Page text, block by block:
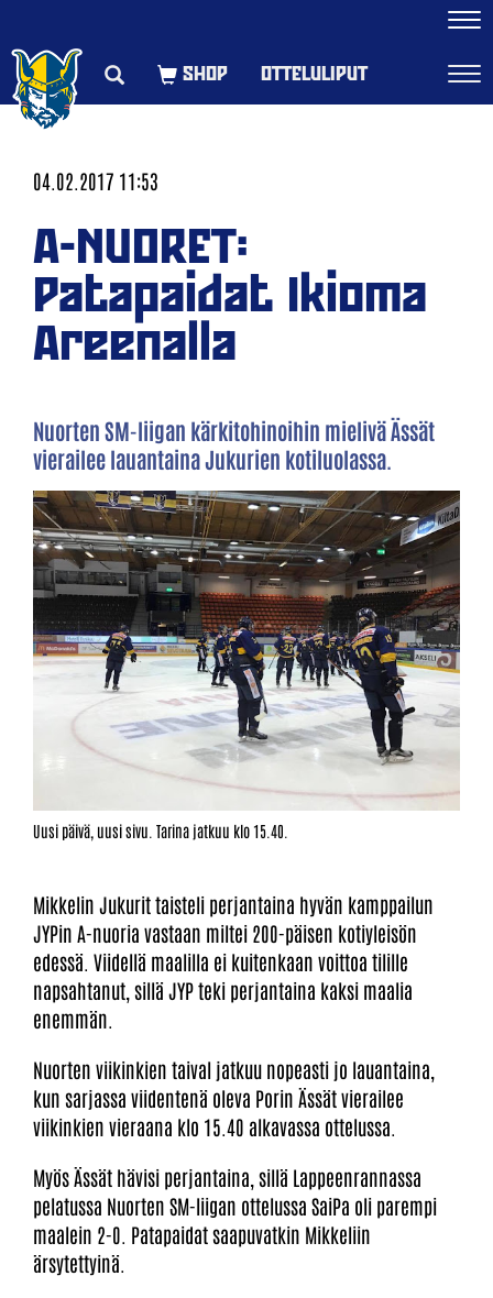
OTTELULIPUT
04.02.2017 11:53
A-NUORET:
Patapaidat Ikioma
Areenalla
Nuorten SM-liigan kärkitohinoihin mielivä Ässät
vierailee lauantaina Jukurien kotiluolassa.
Uusi päivä, uusi sivu. Tarina jatkuu klo 15.40.
Mikkelin Jukurit taisteli perjantaina hyvän kamppailun
JYPin A-nuoria vastaan miltei 200-päisen kotiyleisön
edessä. Viidellä maalilla ei kuitenkaan voittoa tilille
napsahtanut, sillä JYP teki perjantaina kaksi maalia
enemmän.
Nuorten viikinkien taival jatkuu nopeasti jo lauantaina,
kun sarjassa viidentenä oleva Porin Ässät vierailee
viikinkien vieraana klo 15.40 alkavassa ottelussa.
Myös Ässät hävisi perjantaina, sillä Lappeenrannassa
pelatussa Nuorten SM-liigan ottelussa SaiPa oli parempi
maalein 2-0. Patapaidat saapuvatkin Mikkeliin
ärsytettyinä.